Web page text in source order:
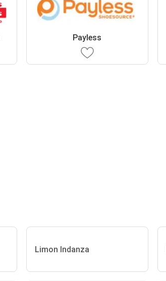
Payless
Limon Indanza